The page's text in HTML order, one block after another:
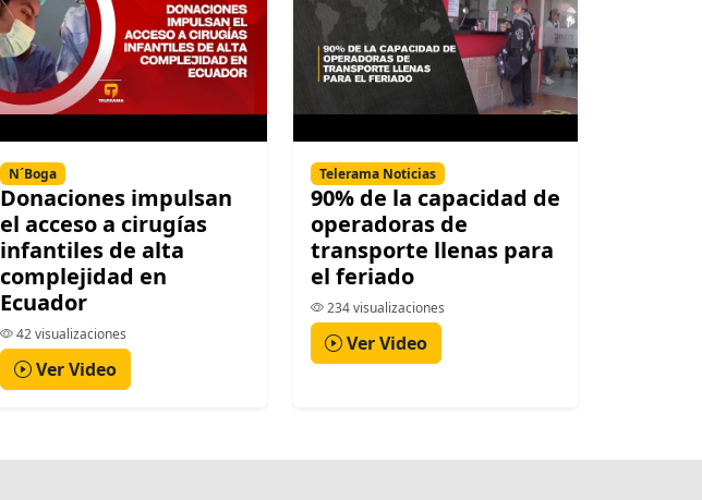
N´Boga
Donaciones impulsan
el acceso a cirugías
infantiles de alta
complejidad en
Ecuador
42 visualizaciones
Ver Video
Telerama Noticias
90% de la capacidad de
operadoras de
transporte llenas para
el feriado
234 visualizaciones
Ver Video